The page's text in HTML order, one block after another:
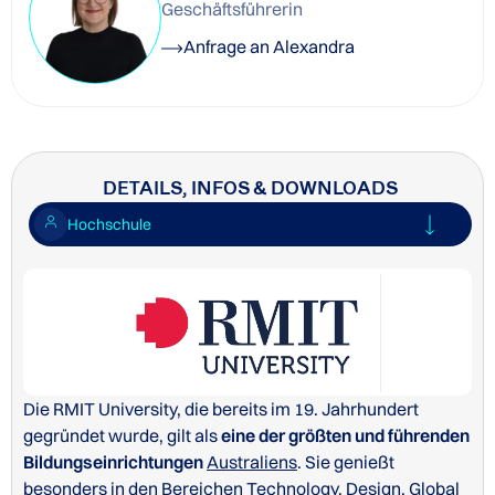
Geschäftsführerin
Anfrage an Alexandra
DETAILS, INFOS & DOWNLOADS
Hochschule
Die RMIT University, die bereits im 19. Jahrhundert
gegründet wurde, gilt alseine der größten und führenden
BildungseinrichtungenAustraliens. Sie genießt
besonders in den Bereichen Technology, Design, Global